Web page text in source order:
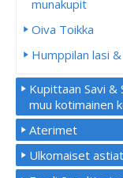
munakupit
Oiva Toikka
Humppilan lasi
Kupittaan Savi
muu kotimainen
Aterimet
Ulkomaiset astiat